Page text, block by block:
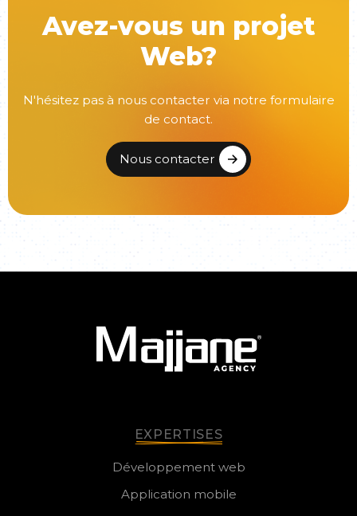
Avez-vous un projet
Web?
N'hésitez pas à nous contacter via notre formulaire
de contact.
Nous contacter
EXPERTISES
Développement web
Application mobile